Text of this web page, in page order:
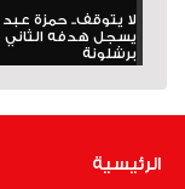
لا يتوقف.. حمزة عبد
يسجل هدفه الثاني
برشلونة
الرئيسية